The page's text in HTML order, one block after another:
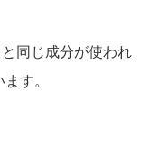
同じ成分が使われ
す。